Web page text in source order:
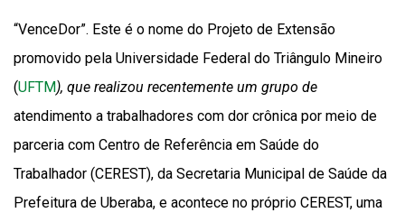
“VenceDor”. Este é o nome do Projeto de Extensão
promovido pela Universidade Federal do Triângulo Mineiro
(UFTM), que realizou recentemente um grupo de
atendimento a trabalhadores com dor crônica por meio de
parceria com Centro de Referência em Saúde do
Trabalhador (CEREST), da Secretaria Municipal de Saúde da
Prefeitura de Uberaba, e acontece no próprio CEREST, uma